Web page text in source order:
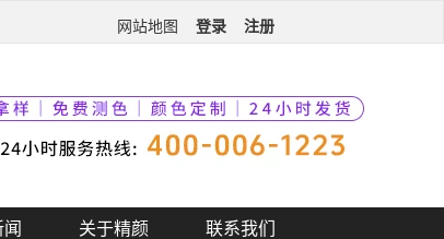
网站地图 登录 注册
关于精颜 联系我们